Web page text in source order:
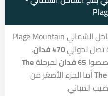
يمتد مشروع بلاج ماونتن فيو الساحل الشمالي Plage Mountain
.
65 فدان لمرحلةThe
أما الجزء الأصغر من
المباني.